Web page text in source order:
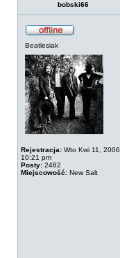
bobski66
Beatlesiak
Rejestracja: Wto Kwi 11, 2006
10:21 pm
Posty: 2482
Miejscowość: New Salt